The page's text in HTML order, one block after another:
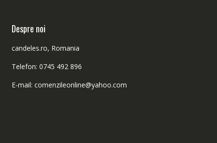
Despre noi
candeles.ro, Romania
Telefon: 0745 492 896
E-mail: comenzileonline@yahoo.com